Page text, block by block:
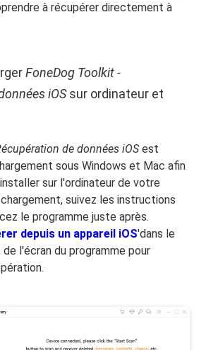
à récupérer directement à
FoneDog Toolkit -
iOSsur ordinateur et
de données iOSest
sous Windows et Mac afin
sur l'ordinateur de votre
suivez les instructions
le programme juste après.
depuis un appareil iOS'dans le
de l'écran du programme pour